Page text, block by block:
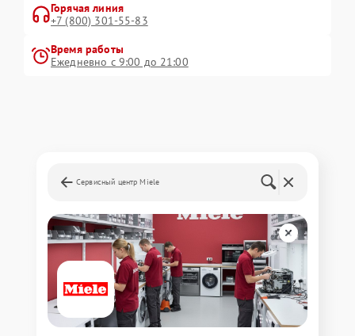
Горячая линия
+7 (800) 301-55-83
Время работы
Ежедневно с 9:00 до 21:00
Сервисный центр Miele